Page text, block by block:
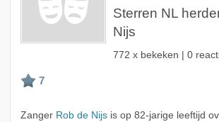
Sterren NL
Nijs
772 x bekeken | 0
Zanger Rob de Nijsis op 82-jarige leeftijd